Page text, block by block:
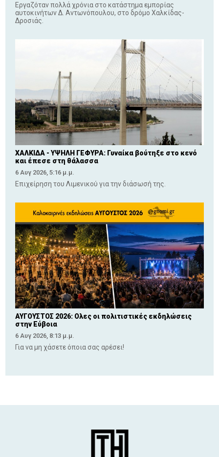
Εργαζόταν πολλά χρόνια στο κατάστημα εμπορίας
αυτοκινήτων Δ. Αντωνόπουλου, στο δρόμο Χαλκίδας-
Δροσιάς.
ΧΑΛΚΙΔΑ - ΥΨΗΛΗ ΓΕΦΥΡΑ: Γυναίκα βούτηξε στο κενό
και έπεσε στη θάλασσα
6 Αυγ 2026, 5:16 μ.μ.
Επιχείρηση του Λιμενικού για την διάσωσή της.
ΑΥΓΟΥΣΤΟΣ 2026: Ολες οι πολιτιστικές εκδηλώσεις
στην Εύβοια
6 Αυγ 2026, 8:13 μ.μ.
Για να μη χάσετε όποια σας αρέσει!